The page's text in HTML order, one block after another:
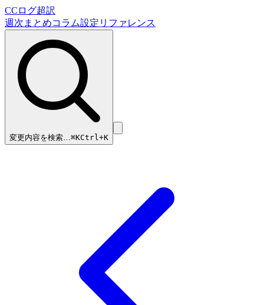
CCログ超訳
週次まとめコラム設定リファレンス
変更内容を検索…⌘KCtrl+K